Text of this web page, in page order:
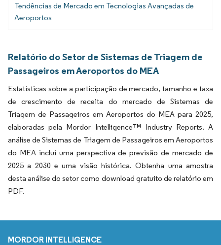
Tendências de Mercado em Tecnologias Avançadas de
Aeroportos
Relatório do Setor de Sistemas de Triagem de
Passageiros em Aeroportos do MEA
Estatísticas sobre a participação de mercado, tamanho e taxa
de crescimento de receita do mercado de Sistemas de
Triagem de Passageiros em Aeroportos do MEA para 2025,
elaboradas pela Mordor Intelligence™ Industry Reports. A
análise de Sistemas de Triagem de Passageiros em Aeroportos
do MEA inclui uma perspectiva de previsão de mercado de
2025 a 2030 e uma visão histórica. Obtenha uma amostra
desta análise do setor como download gratuito de relatório em
PDF.
MORDOR INTELLIGENCE